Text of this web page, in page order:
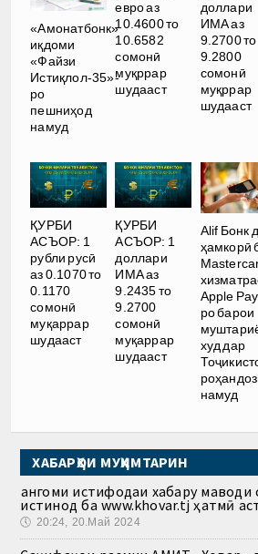
«Амонатбонк»
иқдоми
«Файзи
Истиқлол-35»-
ро
пешниҳод
намуд
евро аз
10.4600 то
10.6582
сомонӣ
муқррар
шудааст
доллари
ИМА аз
9.2700 то
9.2800
сомонӣ
муқррар
шудааст
ҚУРБИ
АСЪОР: 1
рубли русӣ
аз 0.1070 то
0.1170
сомонӣ
муқаррар
шудааст
ҚУРБИ
АСЪОР: 1
доллари
ИМА аз
9.2435 то
9.2700
сомонӣ
муқаррар
шудааст
Alif Бонк
ҳамкорӣ
Apple
ро барои
худ дар
намуд
ХАБАРҲОИ МУҲИМТАРИН
Ҳангоми истифодаи хабару маводи
истинод ба www.khovar.tj ҳатмӣ
🕔 20:24, 20.Май 2024